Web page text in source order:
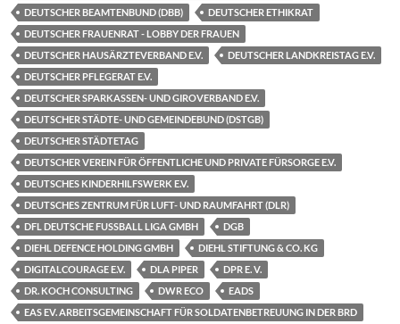
DEUTSCHER BEAMTENBUND (DBB)
DEUTSCHER ETHIKRAT
DEUTSCHER FRAUENRAT - LOBBY DER FRAUEN
DEUTSCHER HAUSÄRZTEVERBAND E.V.
DEUTSCHER LANDKREISTAG E.V.
DEUTSCHER PFLEGERAT E.V.
DEUTSCHER SPARKASSEN- UND GIROVERBAND E.V.
DEUTSCHER STÄDTE- UND GEMEINDEBUND (DSTGB)
DEUTSCHER STÄDTETAG
DEUTSCHER VEREIN FÜR ÖFFENTLICHE UND PRIVATE FÜRSORGE E.V.
DEUTSCHES KINDERHILFSWERK E.V.
DEUTSCHES ZENTRUM FÜR LUFT- UND RAUMFAHRT (DLR)
DFL DEUTSCHE FUSSBALL LIGA GMBH
DGB
DIEHL DEFENCE HOLDING GMBH
DIEHL STIFTUNG & CO. KG
DIGITALCOURAGE E.V.
DLA PIPER
DPR E. V.
DR. KOCH CONSULTING
DWR ECO
EADS
EAS EV. ARBEITSGEMEINSCHAFT FÜR SOLDATENBETREUUNG IN DER BRD